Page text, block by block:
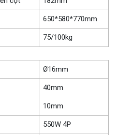
650*580*770mm
75/100kg
Ø16mm
40mm
10mm
550W 4P